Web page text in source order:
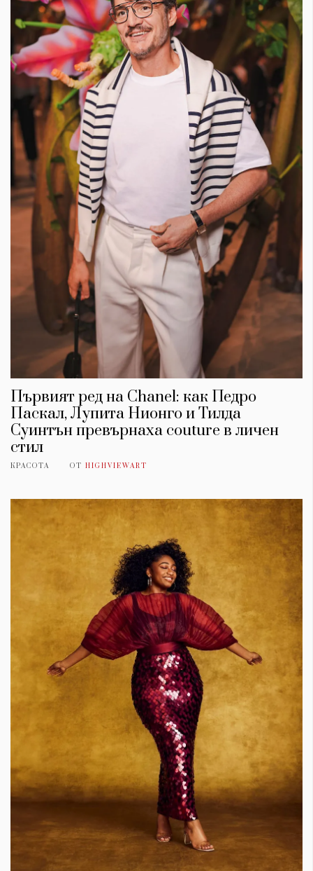
Първият ред на Chanel: как Педро
Паскал, Лупита Нионго и Тилда
Суинтън превърнаха couture в личен
стил
КРАСОТА ОТ HIGHVIEWART